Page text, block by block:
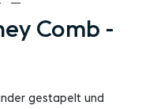
Comb -
gestapelt und